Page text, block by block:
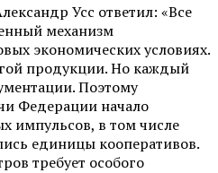
Усс ответил: «Все
механизм
экономических условиях.
продукции. Но каждый
Поэтому
Федерации начало
импульсов, в том числе
единицы кооперативов.
требует особого